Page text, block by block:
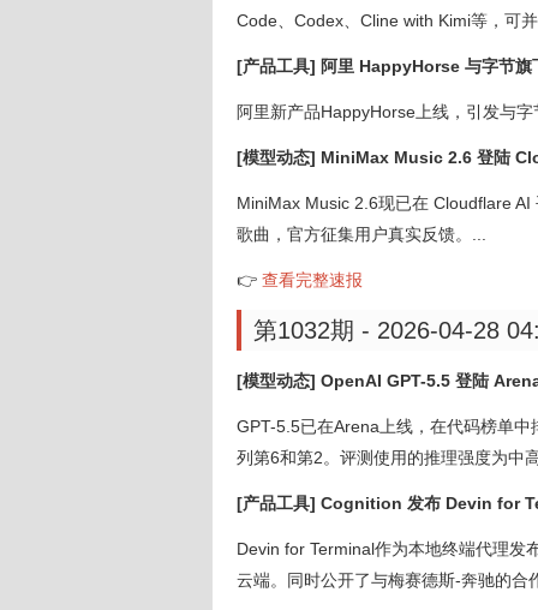
Code、Codex、Cline with Kimi等，可
[产品工具] 阿里 HappyHorse 与字节旗
阿里新产品HappyHorse上线，引发与
[模型动态] MiniMax Music 2.6 登陆
MiniMax Music 2.6现已在 Cloudflare
歌曲，官方征集用户真实反馈。...
👉 查看完整速报
第1032期 - 2026-04-28
[模型动态] OpenAI GPT-5.5 登陆
GPT-5.5已在Arena上线，在代码榜单
列第6和第2。评测使用的推理强度为中
[产品工具] Cognition 发布 Devin for
Devin for Terminal作为本地终端代理发
云端。同时公开了与梅赛德斯-奔驰的